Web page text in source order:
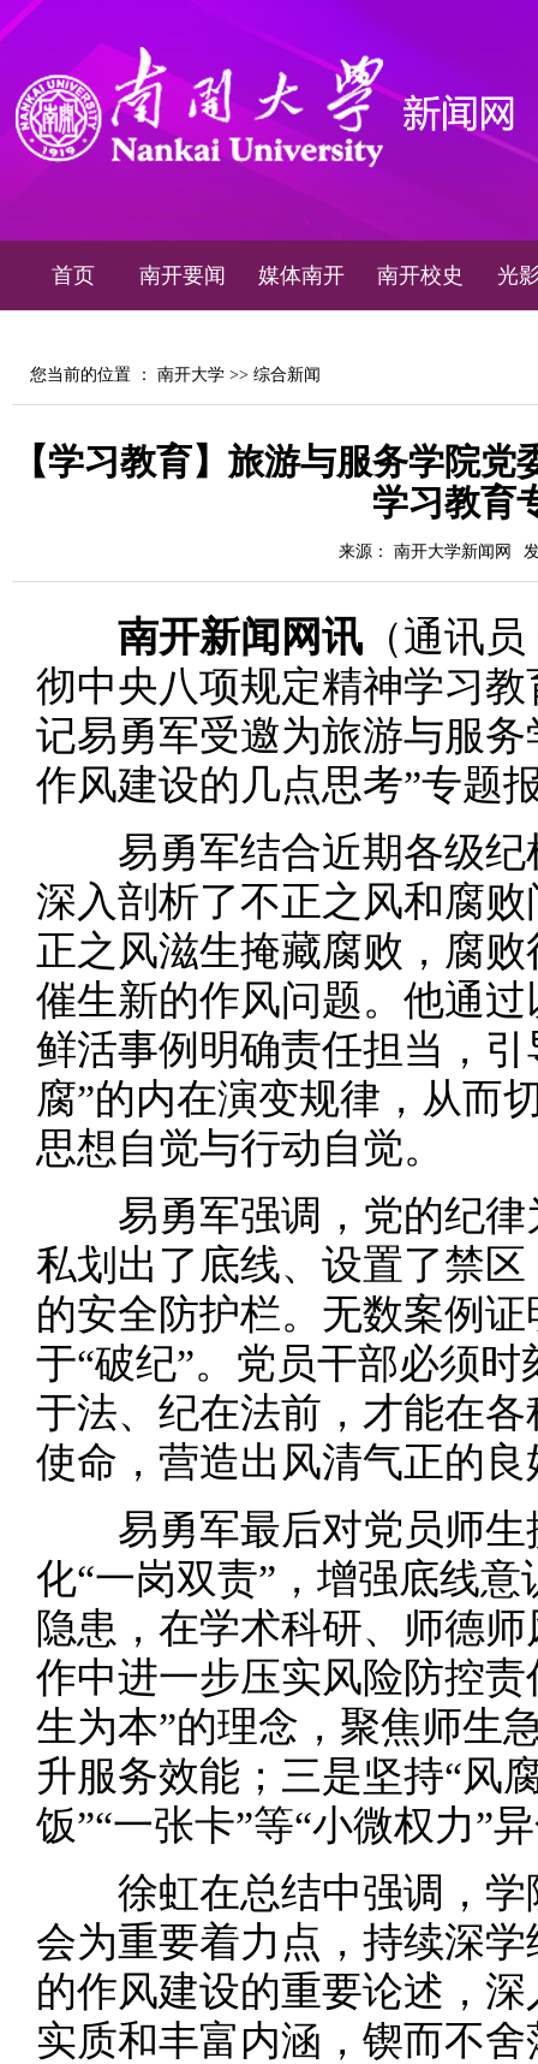
首页 南开要闻 媒体南开 南开校史 光
您当前的位置 ： 南开大学 >> 综合新闻
【学习教育】旅游与服务学院
学习教育
来源： 南开大学新闻网
南开新闻网讯 （通讯
彻中央八项规定精神学习
记易勇军受邀为旅游与服
作风建设的几点思考”专题
易勇军结合近期各级纪
深入剖析了不正之风和腐
正之风滋生掩藏腐败，腐
催生新的作风问题。他通
鲜活事例明确责任担当，
腐”的内在演变规律，从而
思想自觉与行动自觉。
易勇军强调，党的纪律
私划出了底线、设置了禁
的安全防护栏。无数案例
于“破纪”。党员干部必须
于法、纪在法前，才能在
使命，营造出风清气正的
易勇军最后对党员师生
化“一岗双责”，增强底线
隐患，在学术科研、师德
作中进一步压实风险防控
生为本”的理念，聚焦师生
升服务效能；三是坚持“风
饭”“一张卡”等“小微权力”
徐虹在总结中强调，学
会为重要着力点，持续深
的作风建设的重要论述，
实质和丰富内涵，锲而不